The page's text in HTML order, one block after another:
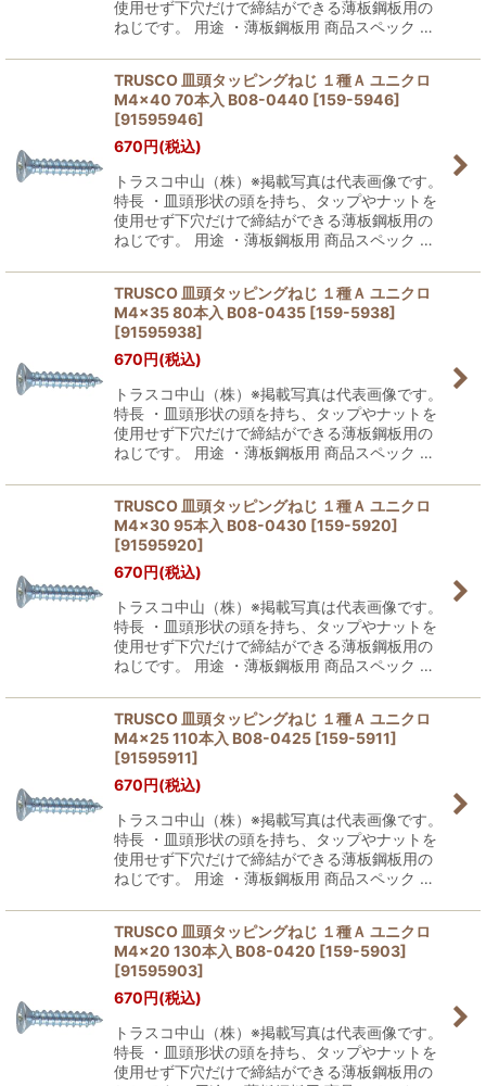
使用せず下穴だけで締結ができる薄板鋼板用の
ねじです。 用途 ・薄板鋼板用 商品スペック …
TRUSCO 皿頭タッピングねじ １種Ａ ユニクロ
M4×40 70本入 B08-0440 [159-5946]
[91595946]
670円(税込)
トラスコ中山（株）※掲載写真は代表画像です。
特長 ・皿頭形状の頭を持ち、タップやナットを
使用せず下穴だけで締結ができる薄板鋼板用の
ねじです。 用途 ・薄板鋼板用 商品スペック …
TRUSCO 皿頭タッピングねじ １種Ａ ユニクロ
M4×35 80本入 B08-0435 [159-5938]
[91595938]
670円(税込)
トラスコ中山（株）※掲載写真は代表画像です。
特長 ・皿頭形状の頭を持ち、タップやナットを
使用せず下穴だけで締結ができる薄板鋼板用の
ねじです。 用途 ・薄板鋼板用 商品スペック …
TRUSCO 皿頭タッピングねじ １種Ａ ユニクロ
M4×30 95本入 B08-0430 [159-5920]
[91595920]
670円(税込)
トラスコ中山（株）※掲載写真は代表画像です。
特長 ・皿頭形状の頭を持ち、タップやナットを
使用せず下穴だけで締結ができる薄板鋼板用の
ねじです。 用途 ・薄板鋼板用 商品スペック …
TRUSCO 皿頭タッピングねじ １種Ａ ユニクロ
M4×25 110本入 B08-0425 [159-5911]
[91595911]
670円(税込)
トラスコ中山（株）※掲載写真は代表画像です。
特長 ・皿頭形状の頭を持ち、タップやナットを
使用せず下穴だけで締結ができる薄板鋼板用の
ねじです。 用途 ・薄板鋼板用 商品スペック …
TRUSCO 皿頭タッピングねじ １種Ａ ユニクロ
M4×20 130本入 B08-0420 [159-5903]
[91595903]
670円(税込)
トラスコ中山（株）※掲載写真は代表画像です。
特長 ・皿頭形状の頭を持ち、タップやナットを
使用せず下穴だけで締結ができる薄板鋼板用の